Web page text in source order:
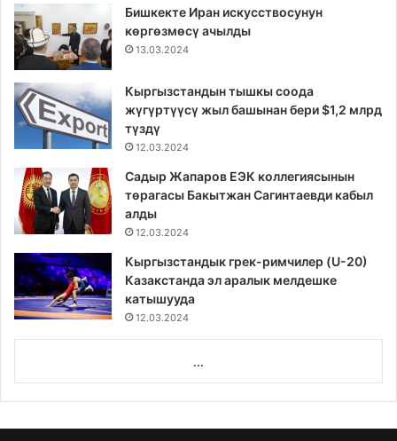
Бишкекте Иран искусствосунун
көргөзмөсү ачылды
13.03.2024
Кыргызстандын тышкы соода
жүгүртүүсү жыл башынан бери $1,2 млрд
түздү
12.03.2024
Садыр Жапаров ЕЭК коллегиясынын
төрагасы Бакытжан Сагинтаевди кабыл
алды
12.03.2024
Кыргызстандык грек-римчилер (U-20)
Казакстанда эл аралык мелдешке
катышууда
12.03.2024
...